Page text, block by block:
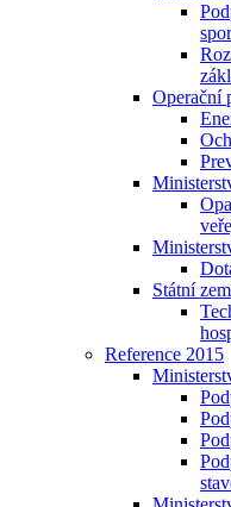
Operační
Státní
Reference 2015